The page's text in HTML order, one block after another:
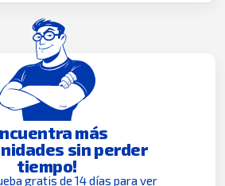
más
sin perder
tiempo!
gratis de 14 días para ver